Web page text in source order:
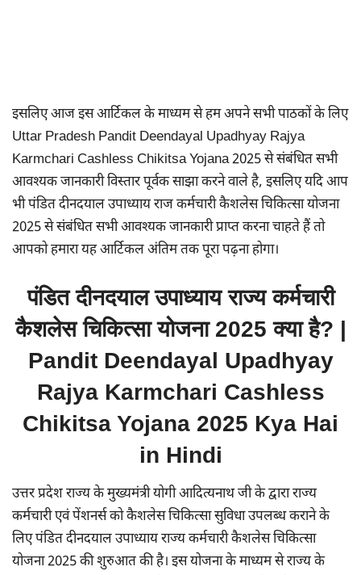
इसलिए आज इस आर्टिकल के माध्यम से हम अपने सभी पाठकों के लिए
Uttar Pradesh Pandit Deendayal Upadhyay Rajya
Karmchari Cashless Chikitsa Yojana 2025 से संबंधित सभी
आवश्यक जानकारी विस्तार पूर्वक साझा करने वाले है, इसलिए यदि आप
भी पंडित दीनदयाल उपाध्याय राज कर्मचारी कैशलेस चिकित्सा योजना
2025 से संबंधित सभी आवश्यक जानकारी प्राप्त करना चाहते हैं तो
आपको हमारा यह आर्टिकल अंतिम तक पूरा पढ़ना होगा।
पंडित दीनदयाल उपाध्याय राज्य कर्मचारी
कैशलेस चिकित्सा योजना 2025 क्या है? |
Pandit Deendayal Upadhyay
Rajya Karmchari Cashless
Chikitsa Yojana 2025 Kya Hai
in Hindi
उत्तर प्रदेश राज्य के मुख्यमंत्री योगी आदित्यनाथ जी के द्वारा राज्य
कर्मचारी एवं पेंशनर्स को कैशलेस चिकित्सा सुविधा उपलब्ध कराने के
लिए पंडित दीनदयाल उपाध्याय राज्य कर्मचारी कैशलेस चिकित्सा
योजना 2025 की शुरुआत की है। इस योजना के माध्यम से राज्य के